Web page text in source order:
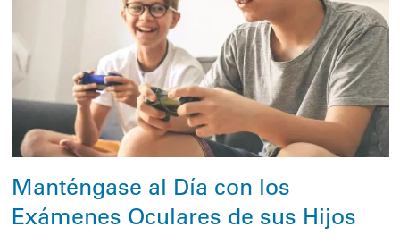
Manténgase al Día con los
Exámenes Oculares de sus Hijos